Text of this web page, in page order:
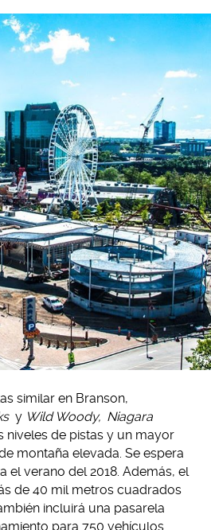
similar en Branson,
y Wild Woody, Niagara
niveles de pistas y un mayor
montaña elevada. Se espera
el verano del 2018. Además, el
de 40 mil metros cuadrados
incluirá una pasarela
para 750 vehículos.